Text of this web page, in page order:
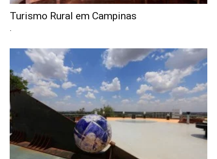
Turismo Rural em Campinas
.